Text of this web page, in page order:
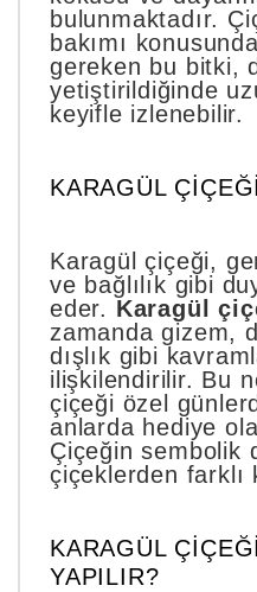
bulunmaktadır.
bakımı
gereken bu bitki,
yetiştirildiğinde
keyifle izlenebilir.
KARAGÜL
Karagül çiçeği,
ve bağlılık gibi
eder. Karagül
zamanda gizem,
dışlık gibi
ilişkilendirilir. Bu
çiçeği özel
anlarda hediye
Çiçeğin sembolik
çiçeklerden farklı
KARAGÜL
YAPILIR?